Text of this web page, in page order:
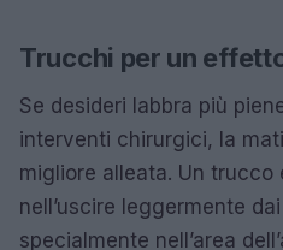
Trucchi per un
Se desideri labbra più
interventi chirurgici, la
migliore alleata. Un
nell’uscire leggermente
specialmente nell’area